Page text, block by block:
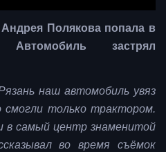
Полякова попала в
застрял
наш автомобиль увяз
только трактором.
в самый центр знаменитой
во время съёмок